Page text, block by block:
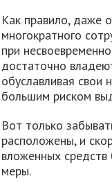
Как правило, даже
многократного
при
достаточно
обуславливая свои
большим риском
Вот только
расположены, и
вложенных
меры.